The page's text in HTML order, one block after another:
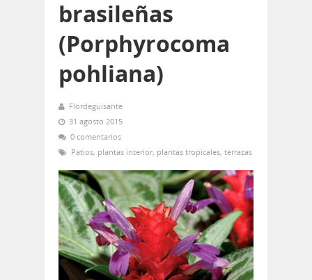
brasileñas
(Porphyrocoma
pohliana)
Flordeguisante
31 agosto 2015
0 comentarios
Patios, plantas interior, plantas tropicales, terrazas